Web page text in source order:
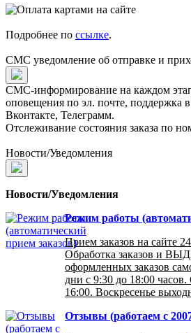
Подробнее по ссылке.
СМС уведомление об отправке и
СМС-информирование на каждом
оповещения по эл. почте, поддержка в
Вконтакте, Телеграмм.
Отслеживание состояния заказа по
Новости/Уведомления
Новости/Уведомления
Режим работы
Прием заказов на сайте
Обработка заказов и
оформленных заказов
дни с 9:30 до 18:00
16:00. Воскресенье
Отзывы (работаем с